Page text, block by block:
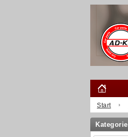
Start
Kategorie